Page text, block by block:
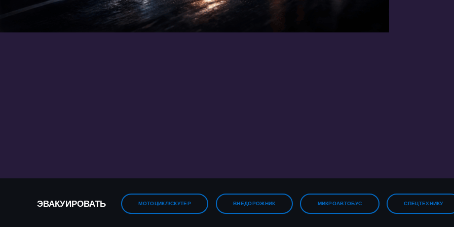
Гарантия лучшей цены от 1 руб/км
ЭВАКУИРОВАТЬ МОТОЦИКЛ/СКУТЕР ВНЕДОРОЖНИК МИКРОАВТОБУС СПЕЦТЕХНИКУ